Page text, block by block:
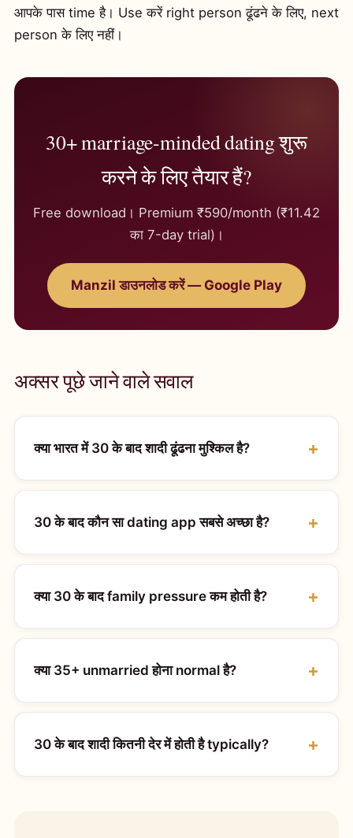
आपके पास time है। Use करें right person ढूंढने के लिए, next
person के लिए नहीं।
30+ marriage-minded dating शुरू
करने के लिए तैयार हैं?
Free download। Premium ₹590/month (₹11.42
का 7-day trial)।
Manzil डाउनलोड करें — Google Play
अक्सर पूछे जाने वाले सवाल
क्या भारत में 30 के बाद शादी ढूंढना मुश्किल है?
30 के बाद कौन सा dating app सबसे अच्छा है?
क्या 30 के बाद family pressure कम होती है?
क्या 35+ unmarried होना normal है?
30 के बाद शादी कितनी देर में होती है typically?